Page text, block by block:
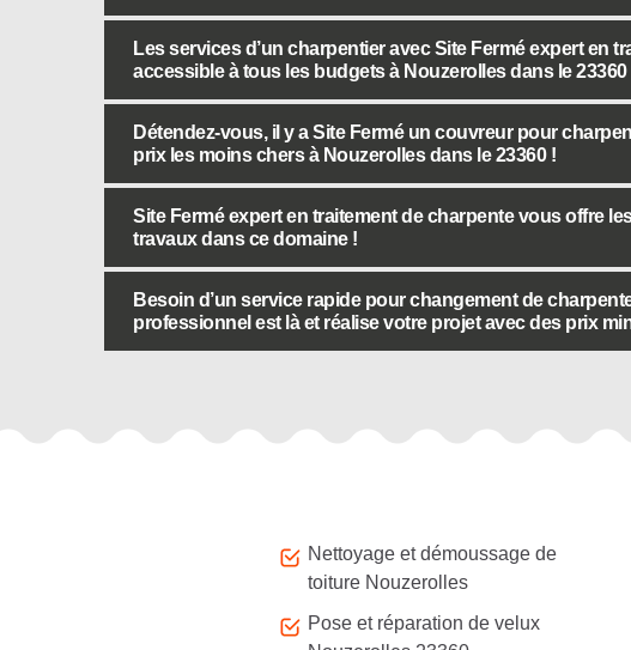
Les services d’un charpentier avec Site Fermé expert en
accessible à tous les budgets à Nouzerolles dans le 23360
Détendez-vous, il y a Site Fermé un couvreur pour
prix les moins chers à Nouzerolles dans le 23360 !
Site Fermé expert en traitement de charpente vous offre
travaux dans ce domaine !
Besoin d’un service rapide pour changement de
professionnel est là et réalise votre projet avec des prix
Nettoyage et démoussage de
toiture Nouzerolles
Pose et réparation de velux